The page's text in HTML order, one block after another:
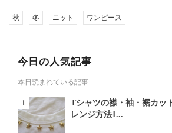
秋 冬 ニット ワンピース
今日の人気記事
本日読まれている記事
Tシャツの襟・袖・裾カッ
レンジ方法1...